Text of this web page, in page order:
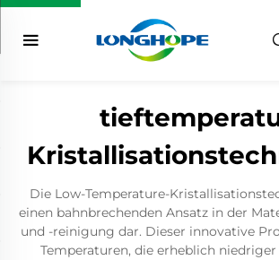
Die Low-Temperature-
einen bahnbrechenden Ansatz in der
und -reinigung dar. Dieser innovative
Temperaturen, die erheblich